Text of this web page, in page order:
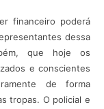
financeiro poderá
dessa
que hoje os
e conscientes
de forma
tropas. O policial e